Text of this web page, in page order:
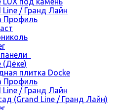
Line / Гранд Лайн
Профиль
(Дёке)
плитка Docke
Профиль
Line / Гранд Лайн
(Grand Line / Гранд Лайн)